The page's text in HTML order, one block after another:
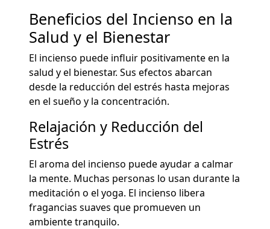
Beneficios del Incienso en la
Salud y el Bienestar
El incienso puede influir positivamente en la
salud y el bienestar. Sus efectos abarcan
desde la reducción del estrés hasta mejoras
en el sueño y la concentración.
Relajación y Reducción del
Estrés
El aroma del incienso puede ayudar a calmar
la mente. Muchas personas lo usan durante la
meditación o el yoga. El incienso libera
fragancias suaves que promueven un
ambiente tranquilo.